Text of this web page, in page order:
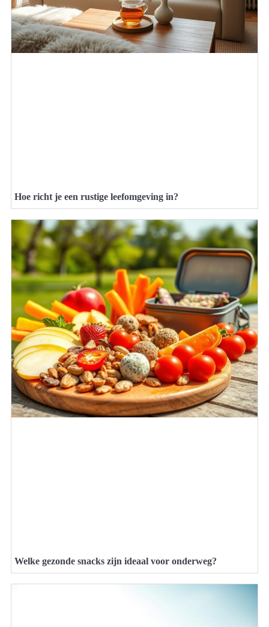
Hoe richt je een rustige leefomgeving in?
Welke gezonde snacks zijn ideaal voor onderweg?